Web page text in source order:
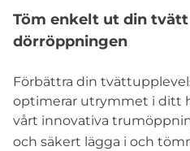
Töm enkelt ut din
dörröppningen
Förbättra din
optimerar utrymmet i ditt
vårt innovativa
och säkert lägga i och